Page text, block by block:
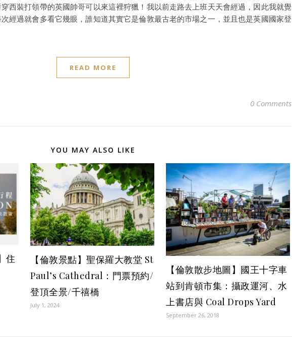
西裝打領帶的英國帥哥可以來這裡狩獵！我以前走路去上班天天會經過，因此我就覺
經過就會多看它幾眼，誰知道其實它是倫敦最古老的市場之一，並且也是英國國家登
READ MORE
0 Comments
YOU MAY ALSO LIKE
住
【倫敦景點】聖保羅大教堂 St
Paul’s Cathedral：門票預約/
登頂全景/千禧橋
July 1, 2024
【倫敦散步地圖】國王十字車
站到肯頓市集：攝政運河、水
上書店與 Coal Drops Yard
September 26, 2018